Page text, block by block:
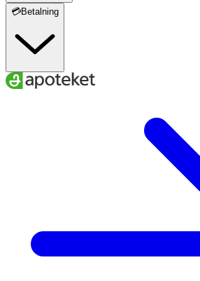
💳Betalning